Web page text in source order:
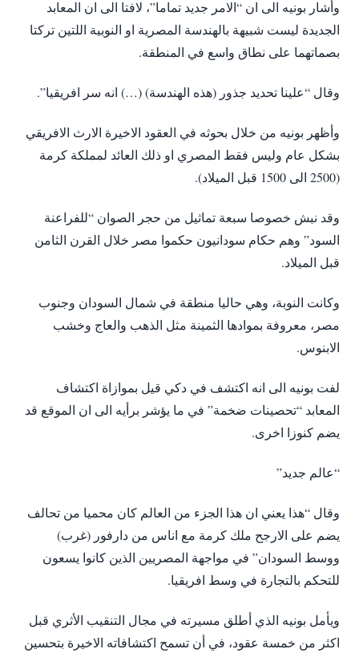
وأشار بونيه الى ان “الامر جديد تماما”، لافتا الى ان المعابد
الجديدة ليست شبيهة بالهندسة المصرية او النوبية اللتين تركتا
بصماتهما على نطاق واسع في المنطقة.
وقال “علينا تحديد جذور (هذه الهندسة) (…) انه سر افريقيا”.
وأظهر بونيه من خلال بحوثه في العقود الاخيرة الارث الافريقي
بشكل عام وليس فقط المصري او ذلك العائد لمملكة كرمة
(2500 الى 1500 قبل الميلاد).
وقد نبش خصوصا سبعة تماثيل من حجر الصوان “للفراعنة
السود” وهم حكام سودانيون حكموا مصر خلال القرن الثامن
قبل الميلاد.
وكانت النوبة، وهي حاليا منطقة في شمال السودان وجنوب
مصر، معروفة بموادها الثمينة مثل الذهب والعاج وخشب
الابنوس.
لفت بونيه الى انه اكتشف في دكي قيل بموازاة اكتشاف
المعابد “تحصينات ضخمة” في ما يؤشر برأيه الى ان الموقع قد
يضم كنوزا اخرى.
“عالم جديد”
وقال “هذا يعني ان هذا الجزء من العالم كان محميا من تحالف
يضم على الارجح ملك كرمة مع اناس من دارفور (غرب)
ووسط السودان” في مواجهة المصريين الذين كانوا يسعون
للتحكم بالتجارة في وسط افريقيا.
ويأمل بونيه الذي أطلق مسيرته في مجال التنقيب الأثري قبل
اكثر من خمسة عقود، في أن تسمح اكتشافاته الاخيرة بتحسين